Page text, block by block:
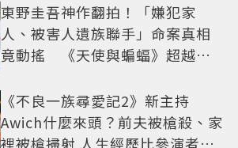
東野圭吾神作翻拍！「嫌犯家
人、被害人遺族聯手」命案真相
竟動搖 《天使與蝙蝠》超越懸
《不良一族尋愛記2》新主持
Awich什麼來頭？前夫被槍殺、家
裡被槍掃射 人生經歷比參演者還